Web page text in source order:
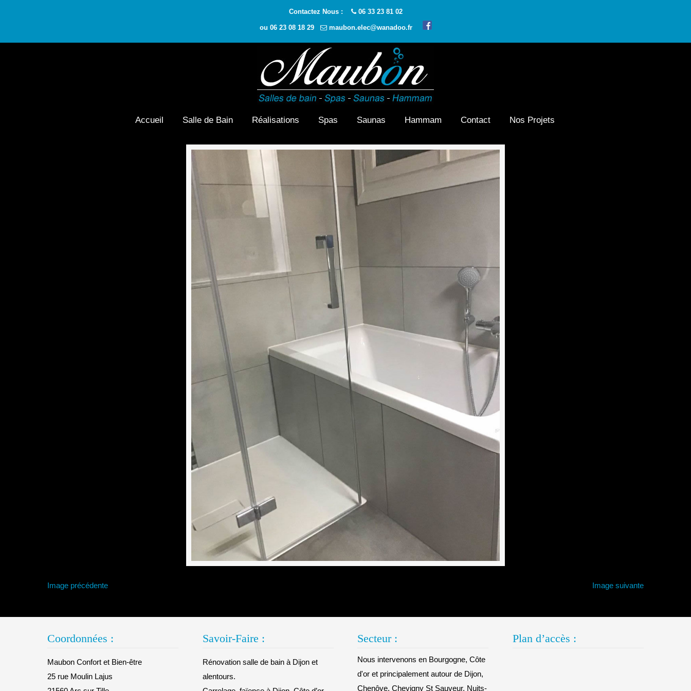
Contactez Nous : 06 33 23 81 02
ou 06 23 08 18 29 maubon.elec@wanadoo.fr
Accueil Salle de Bain Réalisations Spas Saunas Hammam Contact Nos Projets
Image précédente Image suivante
Coordonnées :
Maubon Confort et Bien-être
25 rue Moulin Lajus
Savoir-Faire :
Rénovation salle de bain à Dijon et
alentours.
Secteur :
Nous intervenons en Bourgogne, Côte
d'or et principalement autour de Dijon,
Chenôve, Chevigny St Sauveur, Nuits-
Plan d’accès :